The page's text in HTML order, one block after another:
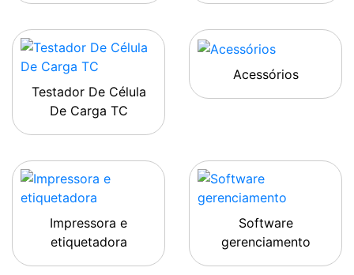
Testador De Célula
De Carga TC
Acessórios
Impressora e
etiquetadora
Software
gerenciamento